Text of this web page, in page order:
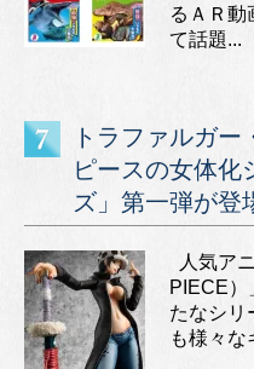
るＡＲ動
て話題...
トラファルガ
ピースの女体化
ズ」第一弾が登
人気ア
PIECE）
たなシリ
も様々な